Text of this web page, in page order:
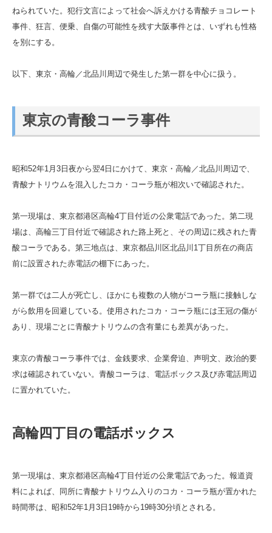
ねられていた。犯行文言によって社会へ訴えかける青酸チョコレート
事件、狂言、便乗、自傷の可能性を残す大阪事件とは、いずれも性格
を別にする。
以下、東京・高輪／北品川周辺で発生した第一群を中心に扱う。
東京の青酸コーラ事件
昭和52年1月3日夜から翌4日にかけて、東京・高輪／北品川周辺で、
青酸ナトリウムを混入したコカ・コーラ瓶が相次いで確認された。
第一現場は、東京都港区高輪4丁目付近の公衆電話であった。第二現
場は、高輪三丁目付近で確認された路上死と、その周辺に残された青
酸コーラである。第三地点は、東京都品川区北品川1丁目所在の商店
前に設置された赤電話の棚下にあった。
第一群では二人が死亡し、ほかにも複数の人物がコーラ瓶に接触しな
がら飲用を回避している。使用されたコカ・コーラ瓶には王冠の傷が
あり、現場ごとに青酸ナトリウムの含有量にも差異があった。
東京の青酸コーラ事件では、金銭要求、企業脅迫、声明文、政治的要
求は確認されていない。青酸コーラは、電話ボックス及び赤電話周辺
に置かれていた。
高輪四丁目の電話ボックス
第一現場は、東京都港区高輪4丁目付近の公衆電話であった。報道資
料によれば、同所に青酸ナトリウム入りのコカ・コーラ瓶が置かれた
時間帯は、昭和52年1月3日19時から19時30分頃とされる。